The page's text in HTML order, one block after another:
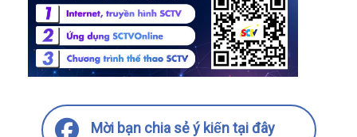
Mời bạn chia sẻ ý kiến tại đây